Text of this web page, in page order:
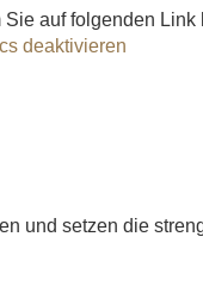
auf folgenden
deaktivieren
und setzen die